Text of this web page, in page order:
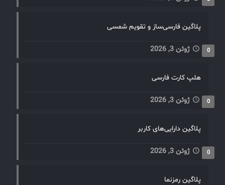
پلاگین فارسی‌ساز و تقویم شمسی
ژوئن 3, 2026 0
هلپ کارت فارسی
ژوئن 3, 2026 0
پلاگین دارایی‌های کاربر
ژوئن 3, 2026 0
پلاگین رمزنما